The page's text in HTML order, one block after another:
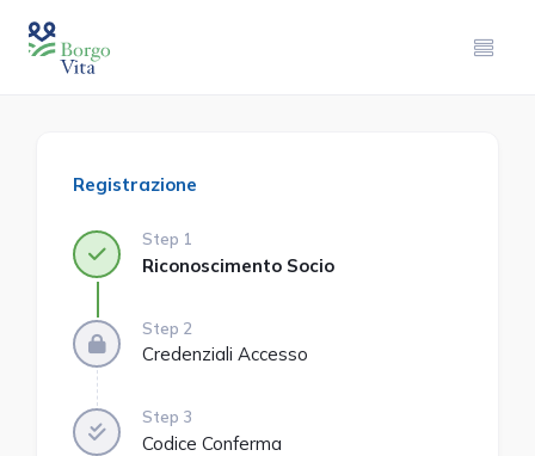
Registrazione
Step 1
Riconoscimento Socio
Step 2
Credenziali Accesso
Step 3
Codice Conferma